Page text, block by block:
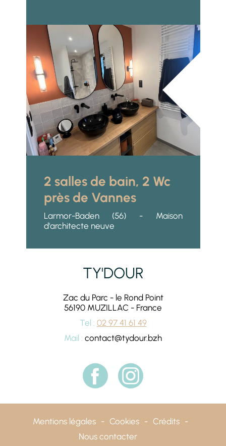
2 salles de bain, 2 Wc
près de Vannes
Larmor-Baden (56) - Maison
d'architecte neuve
TY'DOUR
Zac du Parc - le Rond Point
56190 MUZILLAC - France
Tel : 02 97 41 61 49
Mail : contact@tydour.bzh
Mentions légales Cookies
Crédits
Nous contacter